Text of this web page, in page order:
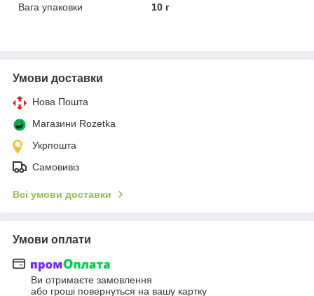
Вага упаковки
10 г
Умови доставки
Нова Пошта
Магазини Rozetka
Укрпошта
Самовивіз
Всі умови доставки
Умови оплати
Ви отримаєте замовлення
або гроші повернуться на вашу картку